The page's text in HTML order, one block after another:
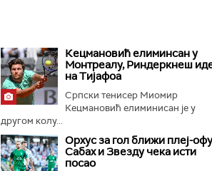
Кецмановић елиминсан у
Монтреалу, Риндеркнеш
на Тијафоа
Српски тенисер Миомир
Кецмановић елиминисан је у
другом колу...
Орхус за гол ближи плеј-
Сабах и Звезду чека исти
посао